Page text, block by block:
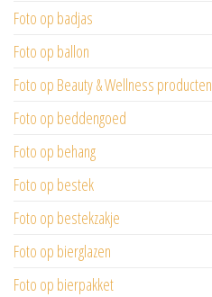
Foto op badjas
Foto op ballon
Foto op Beauty & Wellness producten
Foto op beddengoed
Foto op behang
Foto op bestek
Foto op bestekzakje
Foto op bierglazen
Foto op bierpakket